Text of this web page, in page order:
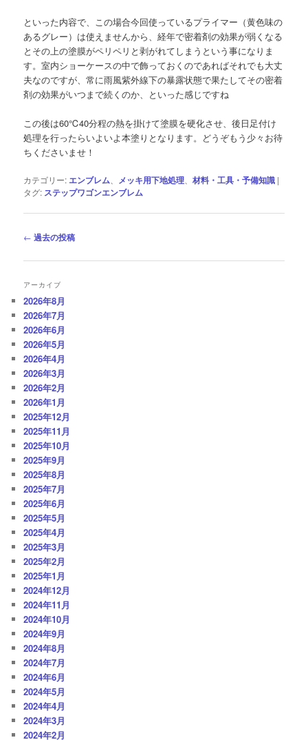
といった内容で、この場合今回使っているプライマー（黄色味の
あるグレー）は使えませんから、経年で密着剤の効果が弱くなる
とその上の塗膜がペリペリと剥がれてしまうという事になりま
す。室内ショーケースの中で飾っておくのであればそれでも大丈
夫なのですが、常に雨風紫外線下の暴露状態で果たしてその密着
剤の効果がいつまで続くのか、といった感じですね
この後は60℃40分程の熱を掛けて塗膜を硬化させ、後日足付け
処理を行ったらいよいよ本塗りとなります。どうぞもう少々お待
ちくださいませ！
カテゴリー: エンブレム メッキ用下地処理 、材料・工具・予備知識 |
タグ: ステップワゴンエンブレム
投
ナ
ー
シ
ョ
ン
← 過去の投稿
アーカイブ
2026年8月
2026年7月
2026年6月
2026年5月
2026年4月
2026年3月
2026年2月
2026年1月
2025年12月
2025年11月
2025年10月
2025年9月
2025年8月
2025年7月
2025年6月
2025年5月
2025年4月
2025年3月
2025年2月
2025年1月
2024年12月
2024年11月
2024年10月
2024年9月
2024年8月
2024年7月
2024年6月
2024年5月
2024年4月
2024年3月
2024年2月